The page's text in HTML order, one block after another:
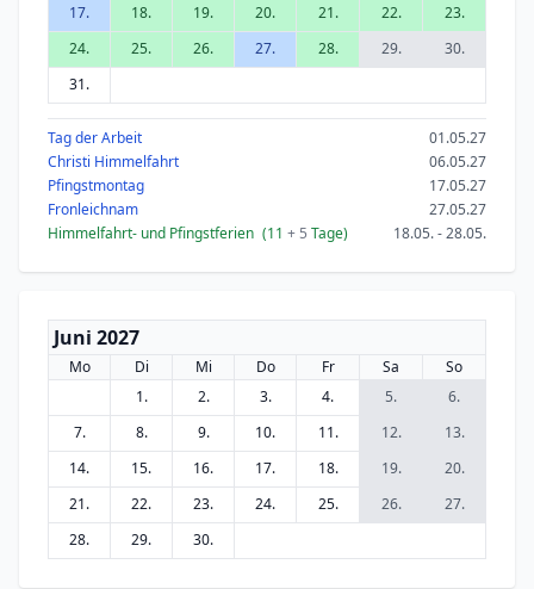
17.
18. 19. 20. 21. 22.
23.
24.
25. 26. 27. 28. 29.
30.
31.
Tag der Arbeit
01.05.27
Christi Himmelfahrt
06.05.27
Pfingstmontag
17.05.27
Fronleichnam
27.05.27
Himmelfahrt- und Pfingstferien (11 + 5 Tage) 18.05. - 28.05.
Juni 2027
Mo Di Mi Do Fr Sa
So
1.
2. 3. 4. 5.
6.
7.
8. 9. 10. 11. 12.
13.
14.
15. 16. 17. 18. 19.
20.
21.
22. 23. 24. 25. 26.
27.
28.
29. 30.